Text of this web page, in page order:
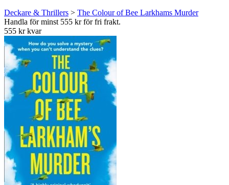
Deckare & Thrillers > The Colour of Bee Larkhams Murder
Handla för minst 555 kr för fri frakt.
555 kr kvar